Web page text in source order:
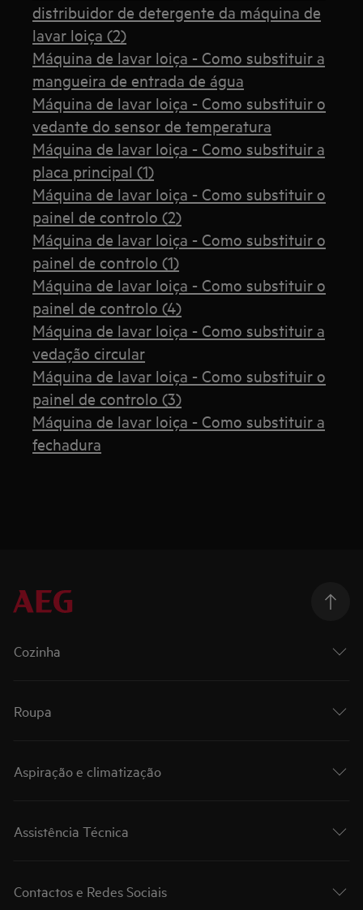
distribuidor de detergente da máquina de
lavar loiça (2)
Máquina de lavar loiça - Como substituir a
mangueira de entrada de água
Máquina de lavar loiça - Como substituir o
vedante do sensor de temperatura
Máquina de lavar loiça - Como substituir a
placa principal (1)
Máquina de lavar loiça - Como substituir o
painel de controlo (2)
Máquina de lavar loiça - Como substituir o
painel de controlo (1)
Máquina de lavar loiça - Como substituir o
painel de controlo (4)
Máquina de lavar loiça - Como substituir a
vedação circular
Máquina de lavar loiça - Como substituir o
painel de controlo (3)
Máquina de lavar loiça - Como substituir a
fechadura
Cozinha
Roupa
Aspiração e climatização
Assistência Técnica
Contactos e Redes Sociais